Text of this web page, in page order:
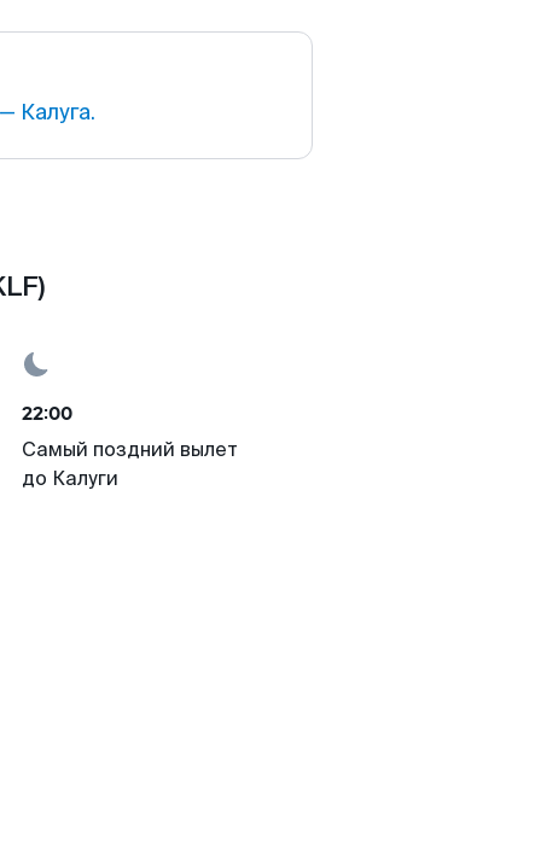
Калуга.
22:00
Самый поздний вылет
до Калуги